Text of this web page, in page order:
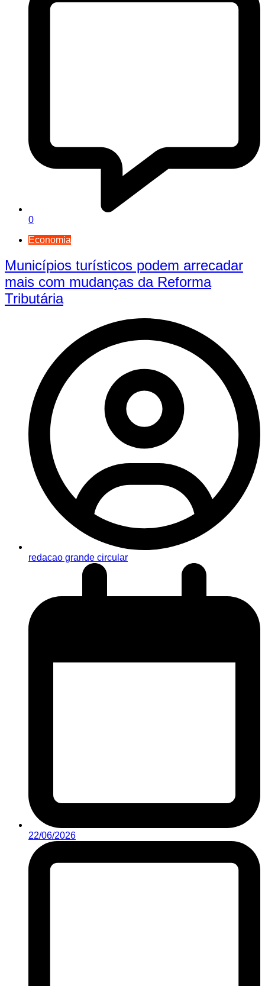
0
Economia
Municípios turísticos podem arrecadar
mais com mudanças da Reforma
Tributária
redacao grande circular
22/06/2026